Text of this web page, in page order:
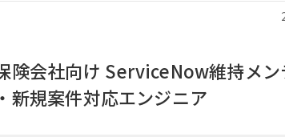
場担当者へのヒアリングおよび顕在・潜在課題の整
善施策における費用対効果の試算
に向けたロードマップの策定
層への中間報告、最終報告資料の作成およびプレゼ
険会社向け ServiceNow維持メン
新規案件対応エンジニア